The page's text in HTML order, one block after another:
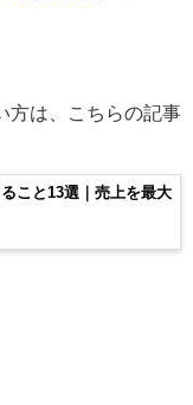
方は、こちらの記事
こと13選｜売上を最大